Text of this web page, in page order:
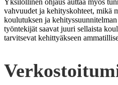
Yksilöllinen ohjaus auttaa myös
vahvuudet ja kehityskohteet, mikä
koulutuksen ja
työntekijät saavat juuri sellaista
tarvitsevat kehittyäkseen